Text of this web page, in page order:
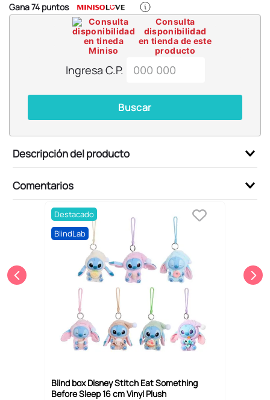
Gana74puntos
Consulta
disponibilidad
en tienda de este
producto
Ingresa C.P.
Buscar
Descripción del producto
Comentarios
Destacado
BlindLab
Blind box Disney Stitch Eat Something
Before Sleep 16 cm Vinyl Plush
9.
chiikawas
cosmetiquera